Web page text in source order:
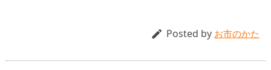
 Posted by お市のかた